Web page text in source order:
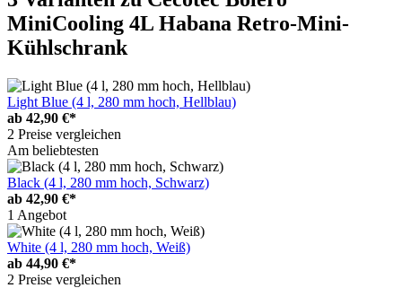
MiniCooling 4L Habana Retro-Mini-
Kühlschrank
Light Blue (4 l, 280 mm hoch, Hellblau)
ab 42,90 €*
2 Preise vergleichen
Am beliebtesten
Black (4 l, 280 mm hoch, Schwarz)
ab 42,90 €*
1 Angebot
White (4 l, 280 mm hoch, Weiß)
ab 44,90 €*
2 Preise vergleichen